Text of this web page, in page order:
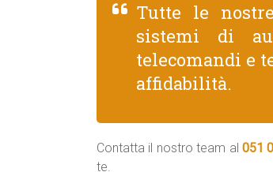
Tutte le
sistemi di
telecomandi e
affidabilità.
Contatta il nostro team al 051
te.